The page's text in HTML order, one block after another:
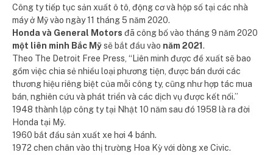
Công ty tiếp tục sản xuất ô tô, động cơ và hộp số tại các nhà
máy ở Mỹ vào ngày 11 tháng 5 năm 2020.
Honda và General Motors đã công bố vào tháng 9 năm 2020
một liên minh Bắc Mỹsẽ bắt đầu vào năm 2021.
Theo The Detroit Free Press, “Liên minh được đề xuất sẽ bao
gồm việc chia sẻ nhiều loại phương tiện, được bán dưới các
thương hiệu riêng biệt của mỗi công ty, cũng như hợp tác mua
bán, nghiên cứu và phát triển và các dịch vụ được kết nối.”
1948 thành lập công ty tại Nhật 10 năm sau đó 1958 là ra đời
Honda tại Mỹ.
1960 bắt đầu sản xuất xe hơi 4 bánh.
1972 chen chân vào thị trường Hoa Kỳ với dòng xe Civic.